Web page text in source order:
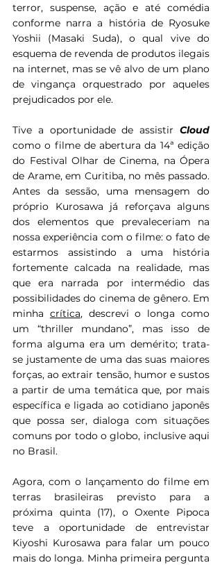
terror, suspense, ação e até comédia
conforme narra a história de Ryosuke
Yoshii (Masaki Suda), o qual vive do
esquema de revenda de produtos ilegais
na internet, mas se vê alvo de um plano
de vingança orquestrado por aqueles
prejudicados por ele.
Tive a oportunidade de assistir
como o filme de abertura da 14ª edição
do Festival Olhar de Cinema, na Ópera
de Arame, em Curitiba, no mês passado.
Antes da sessão, uma mensagem do
próprio Kurosawa já reforçava alguns
dos elementos que prevaleceriam na
nossa experiência com o filme: o fato de
estarmos assistindo a uma história
fortemente calcada na realidade, mas
que era narrada por intermédio das
possibilidades do cinema de gênero. Em
minha crítica, descrevi o longa como
um “thriller mundano”, mas isso de
forma alguma era um demérito; trata-
se justamente de uma das suas maiores
forças, ao extrair tensão, humor e sustos
a partir de uma temática que, por mais
específica e ligada ao cotidiano japonês
que possa ser, dialoga com situações
comuns por todo o globo, inclusive aqui
no Brasil.
Agora, com o lançamento do filme em
terras brasileiras previsto para a
próxima quinta (17), o Oxente Pipoca
teve a oportunidade de entrevistar
Kiyoshi Kurosawa para falar um pouco
mais do longa. Minha primeira pergunta